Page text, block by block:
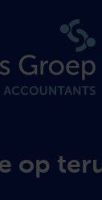
op